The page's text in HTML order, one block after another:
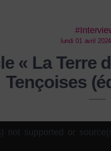
lundi 01 avril
« La Terre
Tençoises
not supported or